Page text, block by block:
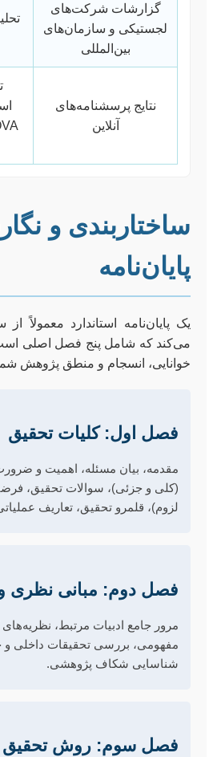
گزارشات شرکت‌های
لجستیکی و سازمان‌های
بین‌المللی
نتایج پرسشنامه‌های
آنلاین
ساختاربندی و
پایان‌نامه
یک پایان‌نامه استاندارد معمولاً
می‌کند که شامل پنج فصل اصلی
خوانایی، انسجام و منطق پژوهش
فصل اول: کلیات تحقیق
مقدمه، بیان مسئله، اهمیت و
(کلی و جزئی)، سوالات تحقیق،
لزوم)، قلمرو تحقیق، تعاریف
فصل دوم: مبانی نظری و
مرور جامع ادبیات مرتبط،
مفهومی، بررسی تحقیقات داخلی و
شناسایی شکاف پژوهشی.
فصل سوم: روش تحقیق